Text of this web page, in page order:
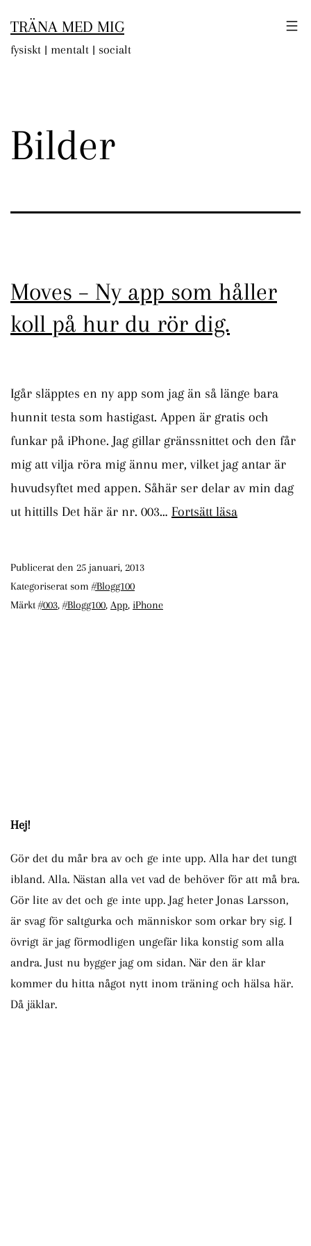
till
innehåll
TRÄNA MED MIG
fysiskt | mentalt | socialt
Bilder
Moves – Ny app som håller
koll på hur du rör dig.
Igår släpptes en ny app som jag än så länge bara
hunnit testa som hastigast. Appen är gratis och
funkar på iPhone. Jag gillar gränssnittet och den får
mig att vilja röra mig ännu mer, vilket jag antar är
huvudsyftet med appen. Såhär ser delar av min dag
ut hittills Det här är nr. 003… Fortsätt läsaMoves
Publicerat den 25 januari, 2013
Kategoriserat som#Blogg100
Märkt#003,#Blogg100, App, iPhone
Hej!
Gör det du mår bra av och ge inte upp. Alla har det tungt
ibland. Alla. Nästan alla vet vad de behöver för att må bra.
Gör lite av det och ge inte upp. Jag heter Jonas Larsson,
är svag för saltgurka och människor som orkar bry sig. I
övrigt är jag förmodligen ungefär lika konstig som alla
andra. Just nu bygger jag om sidan. När den är klar
kommer du hitta något nytt inom träning och hälsa här.
Då jäklar.